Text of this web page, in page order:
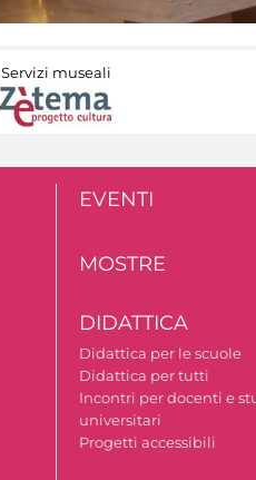
Servizi museali
EVENTI
MOSTRE
DIDATTICA
Didattica per le scuole
Didattica per tutti
Incontri per docenti e
universitari
Progetti accessibili